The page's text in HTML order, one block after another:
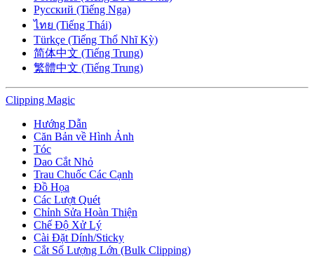
Русский (Tiếng Nga)
ไทย (Tiếng Thái)
Türkçe (Tiếng Thổ Nhĩ Kỳ)
简体中文 (Tiếng Trung)
繁體中文 (Tiếng Trung)
Clipping Magic
Hướng Dẫn
Căn Bản về Hình Ảnh
Tóc
Dao Cắt Nhỏ
Trau Chuốc Các Cạnh
Đồ Họa
Các Lượt Quét
Chỉnh Sửa Hoàn Thiện
Chế Độ Xử Lý
Cài Đặt Dính/Sticky
Cắt Số Lượng Lớn (Bulk Clipping)